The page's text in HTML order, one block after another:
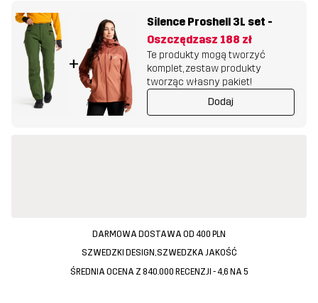
+
Silence Proshell 3L set -
Oszczędzasz 188 zł
Te produkty mogą tworzyć
komplet, zestaw produkty
tworząc własny pakiet!
Dodaj
DARMOWA DOSTAWA OD 400 PLN
SZWEDZKI DESIGN, SZWEDZKA JAKOŚĆ
ŚREDNIA OCENA Z 840.000 RECENZJI - 4,6 NA 5